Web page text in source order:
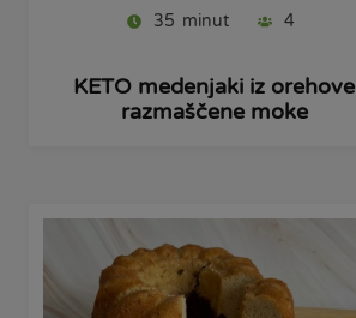
35 minut 4
KETO medenjaki iz orehove
razmaščene moke